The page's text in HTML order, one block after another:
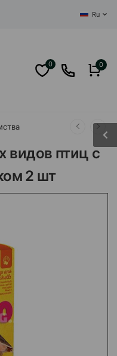
Ru
0 0
видов птиц с
2 шт